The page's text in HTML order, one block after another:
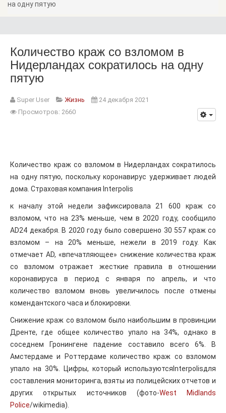
на одну пятую
Количество краж со взломом в
Нидерландах сократилось на одну
пятую
Super User Жизнь
24 декабря 2021
Просмотров: 2660
Количество краж со взломом в Нидерландах сократилось
на одну пятую, поскольку коронавирус удерживает людей
дома. Страховая компания Interpolis
к началу этой недели зафиксировала 21 600 краж со
взломом, что на 23% меньше, чем в 2020 году, сообщило
AD24 декабря. В 2020 году было совершено 30 557 краж со
взломом – на 20% меньше, нежели в 2019 году. Как
отмечает AD, «впечатляющее» снижение количества краж
со взломом отражает жесткие правила в отношении
коронавируса в период с января по апрель, и что
количество взломом вновь увеличилось после отмены
комендантского часа и блокировки.
Снижение краж со взломом было наибольшим в провинции
Дренте, где общее количество упало на 34%, однако в
соседнем Гронингене падение составило всего 6%. В
Амстердаме и Роттердаме количество краж со взломом
упало на 30%. Цифры, который используютсяInterpolisдля
составления мониторинга, взяты из полицейских отчетов и
других открытых источников (фото-West Midlands
Police/wikimedia).